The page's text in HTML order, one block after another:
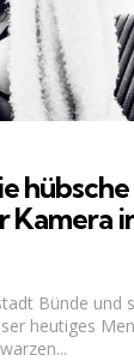
hübsche
Kamera
Bünde und
heutiges